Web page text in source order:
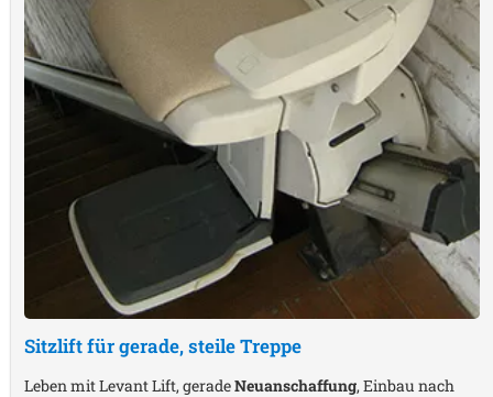
Sitzlift für gerade, steile Treppe
Leben mit Levant Lift, geradeNeuanschaffung, Einbau nach